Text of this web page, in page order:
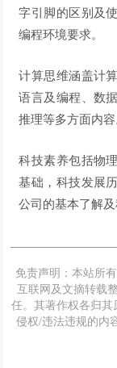
字引脚的区别及
编程环境要求。
计算思维涵盖计
语言及编程、数
推理等多方面内容
科技素养包括物
基础，科技发展
公司的基本了解及
免责声明：本站所
互联网及文摘转载
任。其著作权各归
侵权/违法违规的内